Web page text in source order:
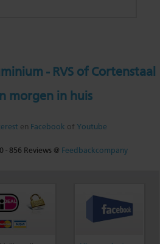
- RVS of Cortenstaal
morgen in huis
en Facebook of Youtube
-856 Reviews @ Feedbackcompany